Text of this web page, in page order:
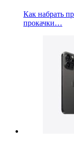
Как набрать
прокачки…